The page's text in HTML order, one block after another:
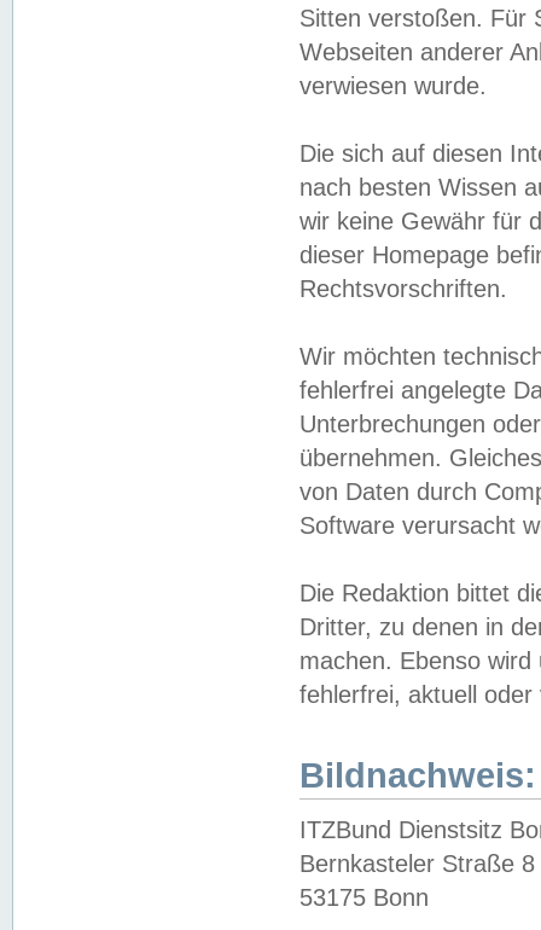
Sitten verstoßen. Für
Webseiten anderer
verwiesen wurde.
Die sich auf diesen
nach besten Wissen
wir keine Gewähr für
dieser Homepage
Rechtsvorschriften.
Wir möchten
fehlerfrei angelegte
Unterbrechungen
übernehmen.
von Daten durch
Software verursacht
Die Redaktion bittet
Dritter, zu denen in
machen. Ebenso
fehlerfrei, aktuell oder
Bildnachweis:
ITZBund Dienstsitz
Bernkasteler Straße 8
53175 Bonn